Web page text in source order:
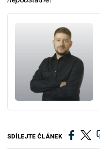
SDÍLEJTE ČLÁNEK